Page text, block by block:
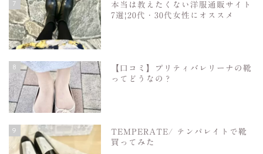
7
本当は教えたくない洋服通販サイト
7選|20代・30代女性にオススメ
8
【口コミ】プリティバレリーナの靴
ってどうなの？
9
TEMPERATE/ テンパレイトで靴
買ってみた